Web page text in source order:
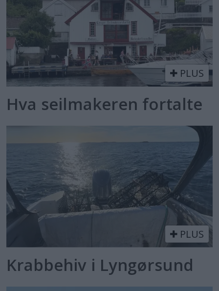
PLUS
Hva seilmakeren fortalte
PLUS
Krabbehiv i Lyngørsund